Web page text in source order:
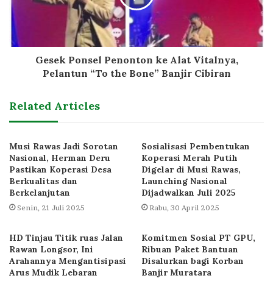
Gesek Ponsel Penonton ke Alat Vitalnya,
Pelantun “To the Bone” Banjir Cibiran
Related Articles
Musi Rawas Jadi Sorotan
Nasional, Herman Deru
Pastikan Koperasi Desa
Berkualitas dan
Berkelanjutan
Senin, 21 Juli 2025
Sosialisasi Pembentukan
Koperasi Merah Putih
Digelar di Musi Rawas,
Launching Nasional
Dijadwalkan Juli 2025
Rabu, 30 April 2025
HD Tinjau Titik ruas Jalan
Rawan Longsor, Ini
Arahannya Mengantisipasi
Arus Mudik Lebaran
Komitmen Sosial PT GPU,
Ribuan Paket Bantuan
Disalurkan bagi Korban
Banjir Muratara